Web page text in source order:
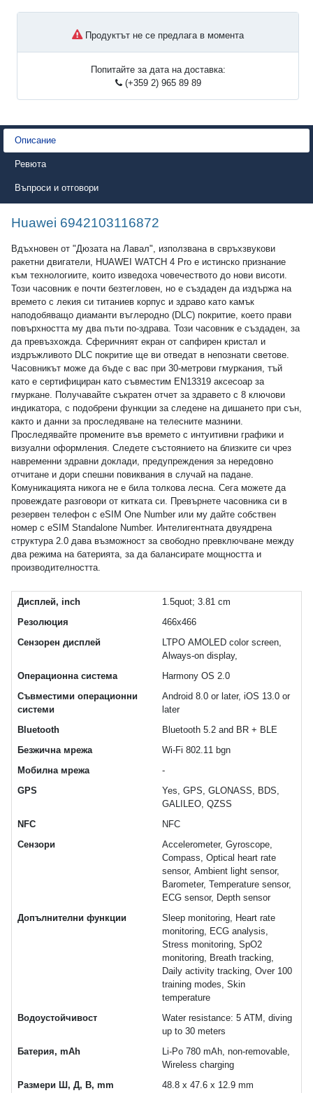
Продуктът не се предлага в момента
Попитайте за дата на доставка:
(+359 2) 965 89 89
Описание
Ревюта
Въпроси и отговори
Huawei 6942103116872
Вдъхновен от "Дюзата на Лавал", използвана в свръхзвукови
ракетни двигатели, HUAWEI WATCH 4 Pro е истинско признание
към технологиите, които изведоха човечеството до нови висоти.
Този часовник е почти безтегловен, но е създаден да издържа на
времето с лекия си титаниев корпус и здраво като камък
наподобяващо диаманти въглеродно (DLC) покритие, което прави
повърхността му два пъти по-здрава. Този часовник е създаден, за
да превъзхожда. Сферичният екран от сапфирен кристал и
издръжливото DLC покритие ще ви отведат в непознати светове.
Часовникът може да бъде с вас при 30-метрови гмуркания, тъй
като е сертифициран като съвместим EN13319 аксесоар за
гмуркане. Получавайте съкратен отчет за здравето с 8 ключови
индикатора, с подобрени функции за следене на дишането при сън,
както и данни за проследяване на телесните мазнини.
Проследявайте промените във времето с интуитивни графики и
визуални оформления. Следете състоянието на близките си чрез
навременни здравни доклади, предупреждения за нередовно
отчитане и дори спешни повиквания в случай на падане.
Комуникацията никога не е била толкова лесна. Сега можете да
провеждате разговори от китката си. Превърнете часовника си в
резервен телефон с eSIM One Number или му дайте собствен
номер с eSIM Standalone Number. Интелигентната двуядрена
структура 2.0 дава възможност за свободно превключване между
два режима на батерията, за да балансирате мощността и
производителността.
Дисплей, inch
1.5quot; 3.81 cm
Резолюция
466x466
Сензорен дисплей
LTPO AMOLED color screen,
Always-on display,
Операционна система
Harmony OS 2.0
Съвместими операционни
системи
Android 8.0 or later, iOS 13.0 or
later
Bluetooth
Bluetooth 5.2 and BR + BLE
Безжична мрежа
Wi-Fi 802.11 bgn
Мобилна мрежа
-
GPS
Yes, GPS, GLONASS, BDS,
GALILEO, QZSS
NFC
NFC
Сензори
Accelerometer, Gyroscope,
Compass, Optical heart rate
sensor, Ambient light sensor,
Barometer, Temperature sensor,
ECG sensor, Depth sensor
Допълнителни функции
Sleep monitoring, Heart rate
monitoring, ECG analysis,
Stress monitoring, SpO2
monitoring, Breath tracking,
Daily activity tracking, Over 100
training modes, Skin
temperature
Водоустойчивост
Water resistance: 5 ATM, diving
up to 30 meters
Батерия, mAh
Li-Po 780 mAh, non-removable,
Wireless charging
Размери Ш, Д, В, mm
48.8 x 47.6 x 12.9 mm